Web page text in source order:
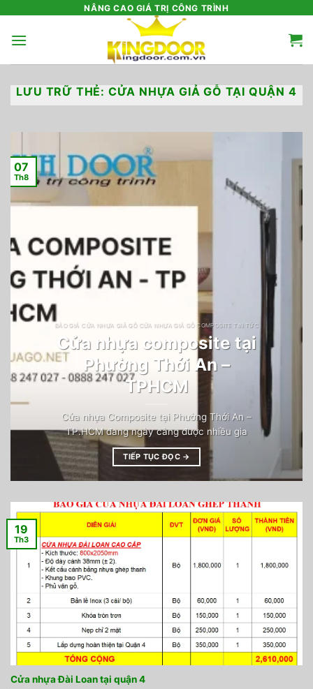
nội
NÂNG CAO GIÁ TRỊ CÔNG TRÌNH
LƯU TRỮ THẺ: CỬA NHỰA GIẢ GỖ TẠI QUẬN 4
BÁO GIÁ CỬA NHỰA GIẢ GỖ CỬA NHỰA GIẢ GỖ COMPOSITE TIN TỨC
Cửa nhựa composite tại
Phường Thới An –
TPHCM
Cửa nhựa Composite tại Phường Thới An –
TP.HCM đang ngày càng được nhiều gia
TIẾP TỤC ĐỌC →
07
Th8
Cửa nhựa Đài Loan tại quận 4
19
Th3